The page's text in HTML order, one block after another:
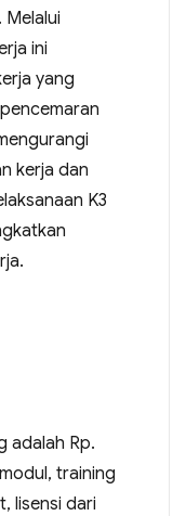
ini
yang
kerja dan
K3
adalah Rp.
training
lisensi dari